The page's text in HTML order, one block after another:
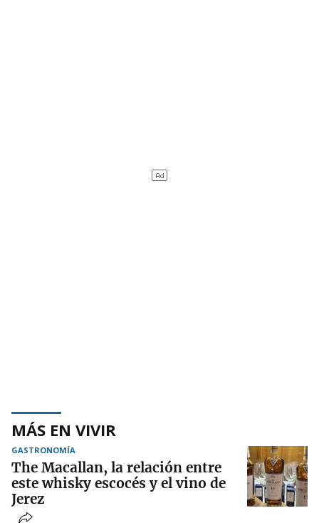
MÁS EN VIVIR
GASTRONOMÍA
The Macallan, la relación entre
este whisky escocés y el vino de
Jerez